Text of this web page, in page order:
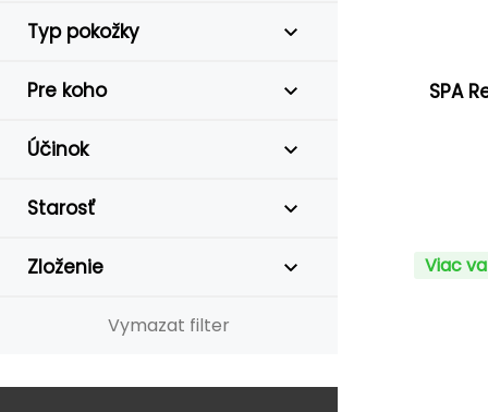
Typ pokožky
Pre koho
Účinok
Starosť
Zloženie
Vymazat filter
SPA
Viac